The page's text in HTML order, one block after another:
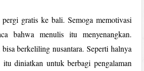
gratis ke bali. Semoga memotivasi
bahwa menulis itu menyenangkan.
berkeliling nusantara. Seperti halnya
diniatkan untuk berbagi pengalaman